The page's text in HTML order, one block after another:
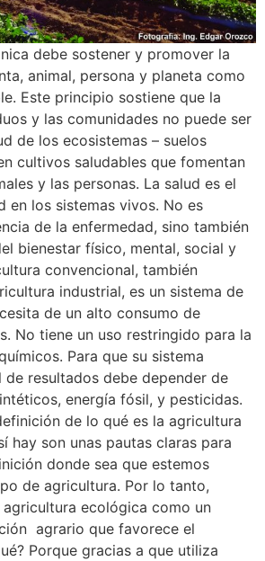
debe sostener y promover la
animal, persona y planeta como
Este principio sostiene que la
y las comunidades no puede ser
de los ecosistemas – suelos
cultivos saludables que fomentan
y las personas. La salud es el
en los sistemas vivos. No es
de la enfermedad, sino también
bienestar físico, mental, social y
convencional, también
industrial, es un sistema de
de un alto consumo de
No tiene un uso restringido para la
Para que su sistema
resultados debe depender de
energía fósil, y pesticidas.
de lo qué es la agricultura
hay son unas pautas claras para
donde sea que estemos
de agricultura. Por lo tanto,
ecológica como un
agrario que favorece el
Porque gracias a que utiliza